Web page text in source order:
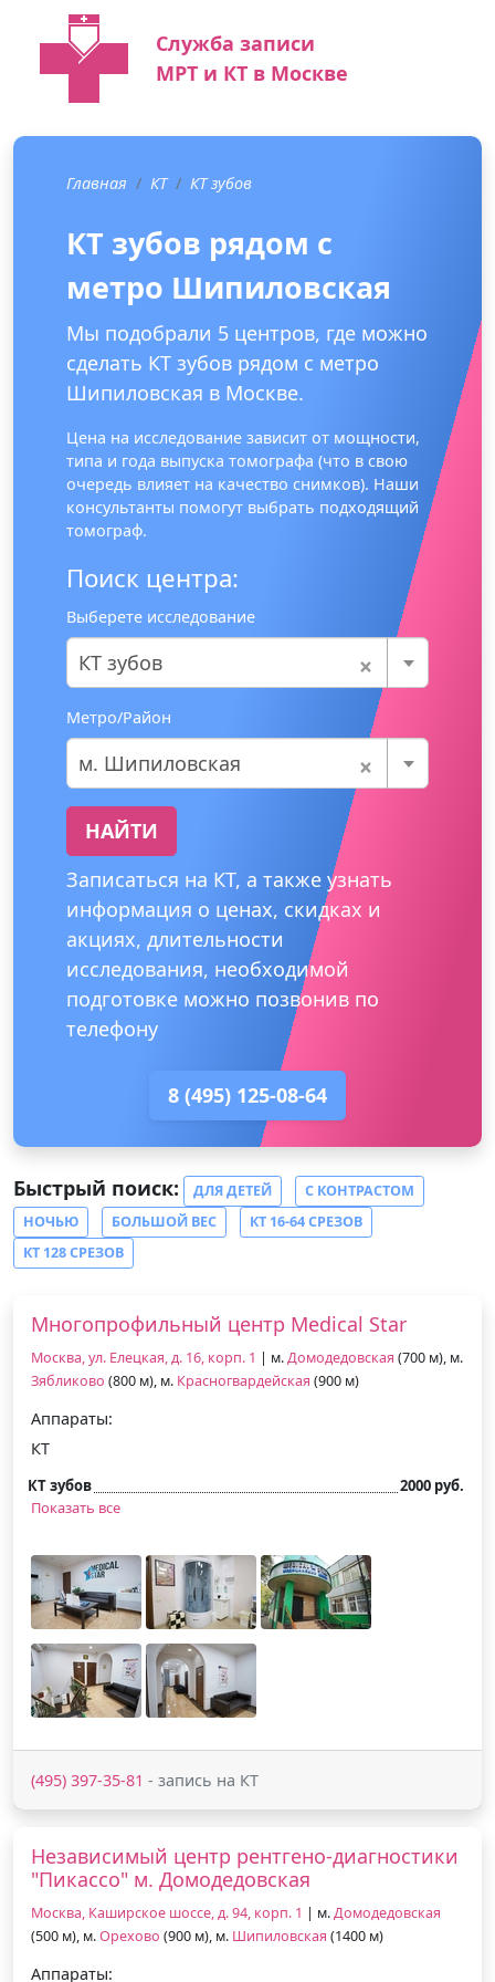
Служба записи
МРТ и КТ в Москве
Главная КТ КТ зубов
КТ зубов рядом с
метро Шипиловская
Мы подобрали 5 центров, где можно
сделать КТ зубов рядом с метро
Шипиловская в Москве.
Цена на исследование зависит от мощности,
типа и года выпуска томографа (что в свою
очередь влияет на качество снимков). Наши
консультанты помогут выбрать подходящий
томограф.
Поиск центра:
Выберете исследование
×
КТ зубов
Метро/Район
×
м. Шипиловская
НАЙТИ
Записаться на КТ, а также узнать
информация о ценах, скидках и
акциях, длительности
исследования, необходимой
подготовке можно позвонив по
телефону
8 (495) 125-08-64
Быстрый поиск: ДЛЯ ДЕТЕЙ
С КОНТРАСТОМ
НОЧЬЮ
БОЛЬШОЙ ВЕС
КТ 16-64 СРЕЗОВ
КТ 128 СРЕЗОВ
Многопрофильный центр Medical Star
Москва, ул. Елецкая, д. 16, корп. 1 | м.Домодедовская (700 м), м.
Зябликово (800 м), м. Красногвардейская (900 м)
Аппараты:
КТ
КТ зубов
2000 руб.
Показать все
(495) 397-35-81 - запись на КТ
Независимый центр рентгено-диагностики
"Пикассо" м. Домодедовская
Москва, Каширское шоссе, д. 94, корп. 1 | м.Домодедовская
(500 м), м.Орехово (900 м), м. Шипиловская (1400 м)
Аппараты: